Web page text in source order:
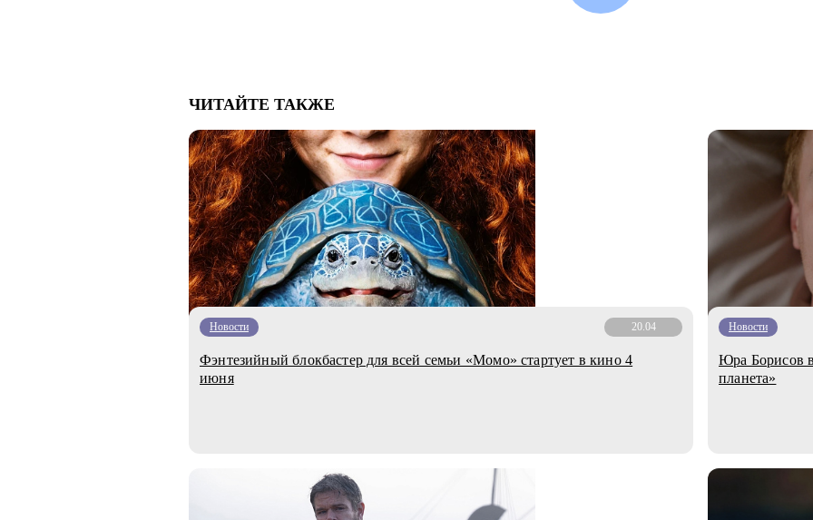
ЧИТАЙТЕ ТАКЖЕ
Новости 20.04
Фэнтезийный блокбастер для всей семьи «Момо» стартует в кино 4
июня
Новости
Юра Борисов в
планета»